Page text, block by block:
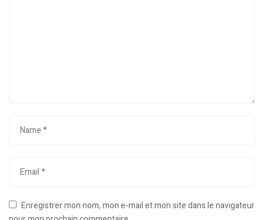
Enregistrer mon nom, mon e-mail et mon site dans le navigateur